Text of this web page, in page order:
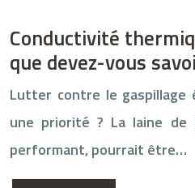
Conductivité
que devez-vous
Lutter contre le gaspillage
une priorité ? La laine de
performant, pourrait être…